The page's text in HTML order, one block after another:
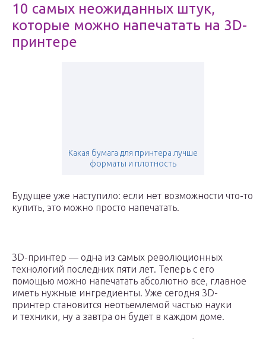
10 самых неожиданных штук,
которые можно напечатать на 3D-
принтере
Какая бумага для принтера лучше
форматы и плотность
Будущее уже наступило: если нет возможности что-то
купить, это можно просто напечатать.
3D-принтер — одна из самых революционных
технологий последних пяти лет. Теперь с его
помощью можно напечатать абсолютно все, главное
иметь нужные ингредиенты. Уже сегодня 3D-
принтер становится неотьемлемой частью науки
и техники, ну а завтра он будет в каждом доме.